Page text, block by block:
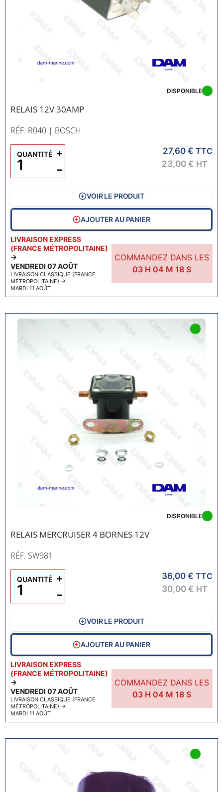
RELAIS 12V 30AMP
RÉF. R040 | BOSCH
LIVRAISON EXPRESS
(FRANCE MÉTROPOLITAINE)
→
VENDREDI 07 AOÛT
LIVRAISON CLASSIQUE (FRANCE
MÉTROPOLITAINE) →
MARDI 11 AOÛT
COMMANDEZ DANS LES
03 H 04 M17S
DISPONIBLE
27,60 € TTC
23,00 € HT
QUANTITÉ
−
+
VOIR LE PRODUIT
AJOUTER AU PANIER
RELAIS MERCRUISER 4 BORNES 12V
RÉF. SW981
LIVRAISON EXPRESS
(FRANCE MÉTROPOLITAINE)
→
VENDREDI 07 AOÛT
LIVRAISON CLASSIQUE (FRANCE
MÉTROPOLITAINE) →
MARDI 11 AOÛT
COMMANDEZ DANS LES
03 H 04 M17S
DISPONIBLE
36,00 € TTC
30,00 € HT
QUANTITÉ
−
+
VOIR LE PRODUIT
AJOUTER AU PANIER